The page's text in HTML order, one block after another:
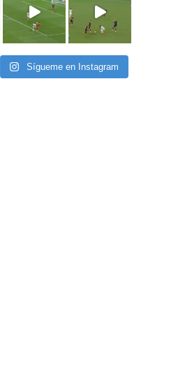
Sígueme en Instagram